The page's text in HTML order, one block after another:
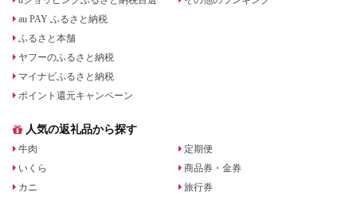
au PAY ふるさと納税
ふるさと本舗
ヤフーのふるさと納税
マイナビふるさと納税
ポイント還元キャンペーン
人気の返礼品から探す
牛肉
いくら
カニ
定期便
商品券・金券
旅行券